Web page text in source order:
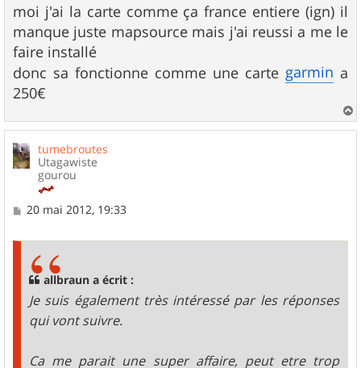
s
s
a
g
e
moi j'ai la carte comme ça france entiere (ign) il
manque juste mapsource mais j'ai reussi a me le
faire installé
donc sa fonctionne comme une carte garmin a
250€
a
tumebroutes
Utagawiste
gourou
M
20 mai 2012, 19:33
allbraun a écrit :
Je suis également très intéressé par les réponses
qui vont suivre.
Ca me parait une super affaire, peut etre trop